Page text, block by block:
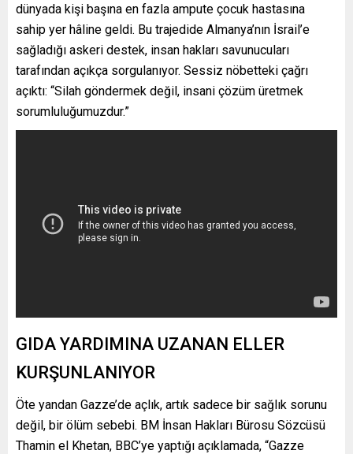
dünyada kişi başına en fazla ampute çocuk hastasına
sahip yer hâline geldi. Bu trajedide Almanya’nın İsrail’e
sağladığı askeri destek, insan hakları savunucuları
tarafından açıkça sorgulanıyor. Sessiz nöbetteki çağrı
açıktı: “Silah göndermek değil, insani çözüm üretmek
sorumluluğumuzdur.”
GIDA YARDIMINA UZANAN ELLER
KURŞUNLANIYOR
Öte yandan Gazze’de açlık, artık sadece bir sağlık sorunu
değil, bir ölüm sebebi. BM İnsan Hakları Bürosu Sözcüsü
Thamin el Khetan, BBC’ye yaptığı açıklamada, “Gazze